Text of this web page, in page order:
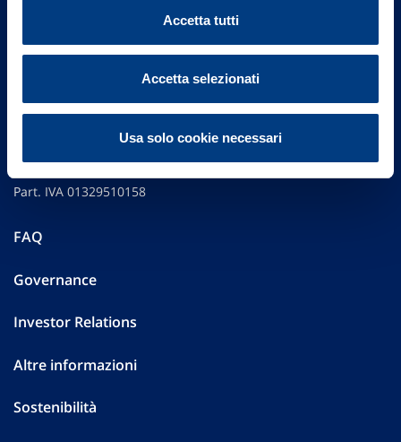
Accetta tutti
Accetta selezionati
Usa solo cookie necessari
Vittoria Assicurazioni S.p.A.
Part. IVA 01329510158
FAQ
Governance
Investor Relations
Altre informazioni
Sostenibilità